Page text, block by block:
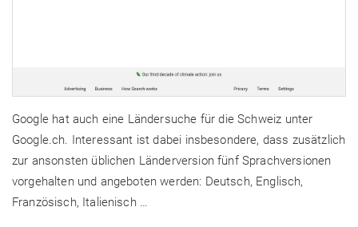
Google hat auch eine Ländersuche für die Schweiz unter
Google.ch. Interessant ist dabei insbesondere, dass zusätzlich
zur ansonsten üblichen Länderversion fünf Sprachversionen
vorgehalten und angeboten werden: Deutsch, Englisch,
Französisch, Italienisch …